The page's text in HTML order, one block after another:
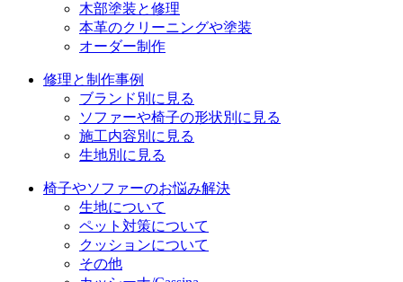
木部塗装と修理
本革のクリーニングや塗装
オーダー制作
修理と制作事例
ブランド別に見る
ソファーや椅子の形状別に見る
施工内容別に見る
生地別に見る
椅子やソファーのお悩み解決
生地について
ペット対策について
クッションについて
その他